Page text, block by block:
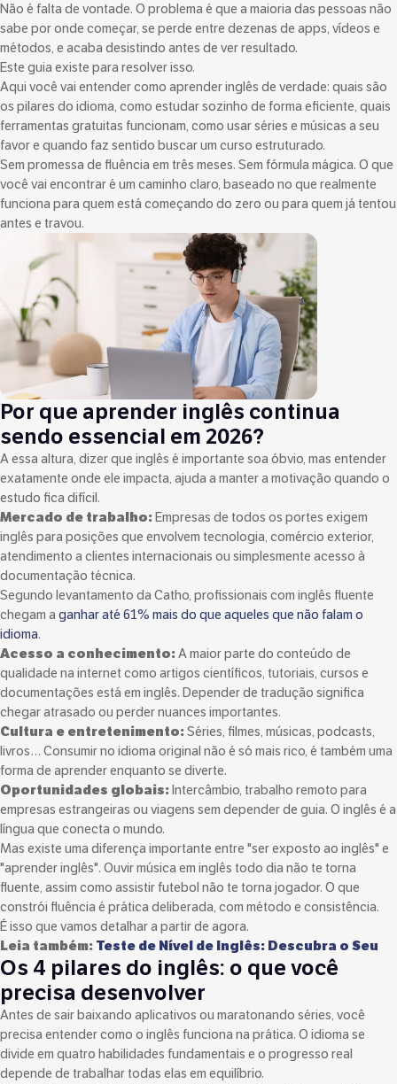
Não é falta de vontade. O problema é que a maioria das pessoas não
sabe por onde começar, se perde entre dezenas de apps, vídeos e
métodos, e acaba desistindo antes de ver resultado.
Este guia existe para resolver isso.
Aqui você vai entender como aprender inglês de verdade: quais são
os pilares do idioma, como estudar sozinho de forma eficiente, quais
ferramentas gratuitas funcionam, como usar séries e músicas a seu
favor e quando faz sentido buscar um curso estruturado.
Sem promessa de fluência em três meses. Sem fórmula mágica. O que
você vai encontrar é um caminho claro, baseado no que realmente
funciona para quem está começando do zero ou para quem já tentou
antes e travou.
Por que aprender inglês continua
sendo essencial em 2026?
A essa altura, dizer que inglês é importante soa óbvio, mas entender
exatamente onde ele impacta, ajuda a manter a motivação quando o
estudo fica difícil.
Mercado de trabalho:Empresas de todos os portes exigem
inglês para posições que envolvem tecnologia, comércio exterior,
atendimento a clientes internacionais ou simplesmente acesso à
documentação técnica.
Segundo levantamento da Catho, profissionais com inglês fluente
chegam a ganhar até 61% mais do que aqueles que não falam o
idioma.
Acesso a conhecimento:A maior parte do conteúdo de
qualidade na internet como artigos científicos, tutoriais, cursos e
documentações está em inglês. Depender de tradução significa
chegar atrasado ou perder nuances importantes.
Cultura e entretenimento:Séries, filmes, músicas, podcasts,
livros… Consumir no idioma original não é só mais rico, é também uma
forma de aprender enquanto se diverte.
Oportunidades globais:Intercâmbio, trabalho remoto para
empresas estrangeiras ou viagens sem depender de guia. O inglês é a
língua que conecta o mundo.
Mas existe uma diferença importante entre "ser exposto ao inglês" e
"aprender inglês". Ouvir música em inglês todo dia não te torna
fluente, assim como assistir futebol não te torna jogador. O que
constrói fluência é prática deliberada, com método e consistência.
É isso que vamos detalhar a partir de agora.
Leia também: Teste de Nível de Inglês: Descubra o Seu
Os 4 pilares do inglês: o que você
precisa desenvolver
Antes de sair baixando aplicativos ou maratonando séries, você
precisa entender como o inglês funciona na prática. O idioma se
divide em quatro habilidades fundamentais e o progresso real
depende de trabalhar todas elas em equilíbrio.